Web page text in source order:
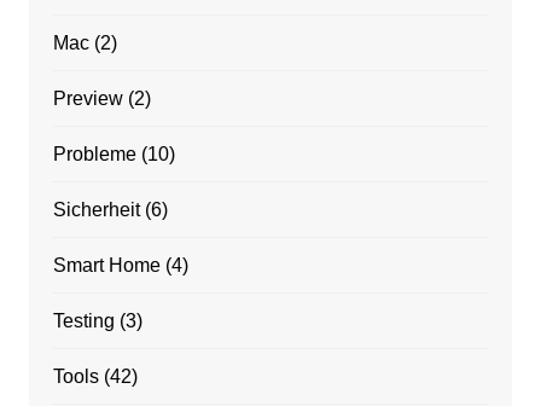
Mac(2)
Preview(2)
Probleme(10)
Sicherheit(6)
Smart Home(4)
Testing (3)
Tools(42)